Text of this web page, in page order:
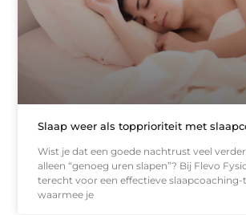
Slaap weer als topprioriteit met
Wist je dat een goede nachtrust veel
alleen “genoeg uren slapen”? Bij Flevo
terecht voor een effectieve
waarmee je